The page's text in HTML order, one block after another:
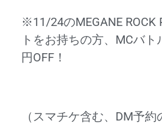
※11/24のMEGANE ROCK
トをお持ちの方、MCバ
円OFF！
（スマチケ含む、DM予約